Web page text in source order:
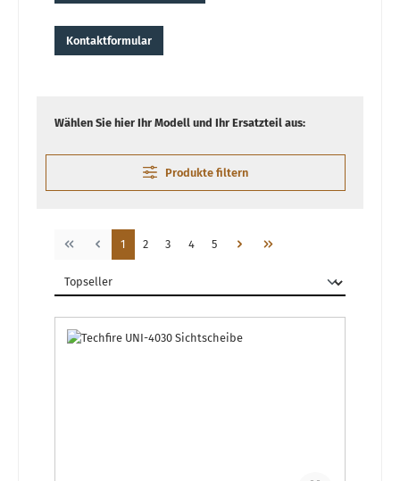
Kontaktformular
Wählen Sie hier Ihr Modell und Ihr Ersatzteil aus:
Produkte filtern
Seite
1 Seite
2 Seite
3 Seite
4 Seite
5